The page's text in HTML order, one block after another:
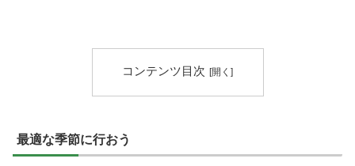
コンテンツ目次
最適な季節に行おう